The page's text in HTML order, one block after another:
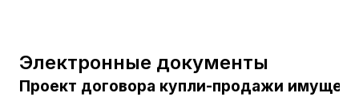
Электронные документы
Проект договора купли-продажи